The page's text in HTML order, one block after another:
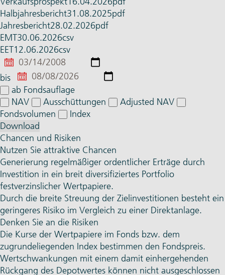
Halbjahres­bericht31.08.2025pdf
Jahres­bericht28.02.2026pdf
EMT30.06.2026csv
EET12.06.2026csv
von
bis
ab Fondsauflage
NAV
Ausschüttungen
Adjusted NAV
Fondsvolumen
Index
Download
Chancen und Risiken
Nutzen Sie attraktive Chancen
Generierung regelmäßiger ordentlicher Erträge durch
Investition in ein breit diversifiziertes Portfolio
festverzinslicher Wertpapiere.
Durch die breite Streuung der Zielinvestitionen besteht ein
geringeres Risiko im Vergleich zu einer Direktanlage.
Denken Sie an die Risiken
Die Kurse der Wertpapiere im Fonds bzw. dem
zugrundeliegenden Index bestimmen den Fondspreis.
Wertschwankungen mit einem damit einhergehenden
Rückgang des Depotwertes können nicht ausgeschlossen